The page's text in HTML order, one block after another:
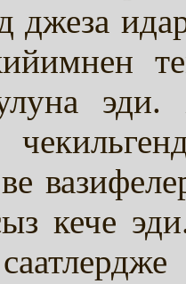
эди.
кече